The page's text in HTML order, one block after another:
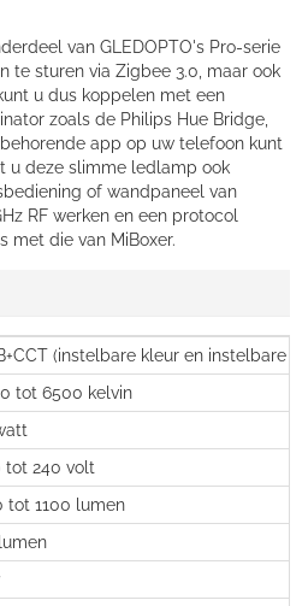
van GLEDOPTO's Pro-serie
te sturen via Zigbee 3.0, maar ook
u dus koppelen met een
zoals de Philips Hue Bridge,
app op uw telefoon kunt
u deze slimme ledlamp ook
of wandpaneel van
RF werken en een protocol
met die van MiBoxer.
(instelbare kleur en instelbare
tot 6500 kelvin
tot 240 volt
tot 1100 lumen